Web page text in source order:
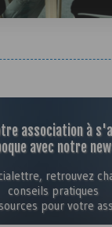
association à
avec notre
retrouvez
conseils pratiques
pour votre